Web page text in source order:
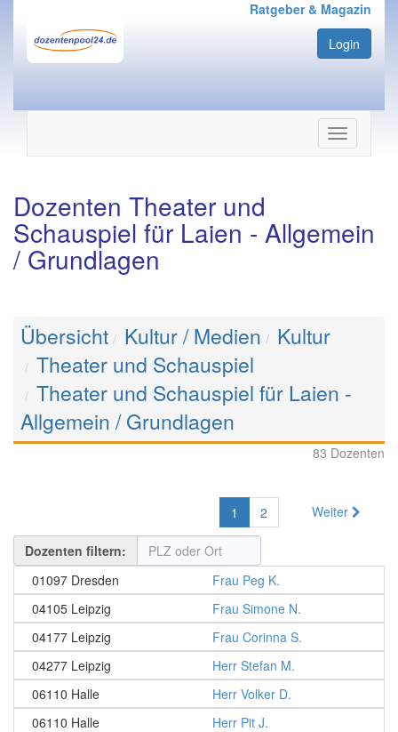
Ratgeber & Magazin
Login
Navigation
ein-/
Dozenten Theater und
Schauspiel für Laien - Allgemein
/ Grundlagen
Übersicht Kultur / Medien
Kultur
Theater und Schauspiel
Theater und Schauspiel für Laien -
Allgemein / Grundlagen
83 Dozenten
1 2 Weiter
Dozenten filtern:
01097 Dresden
Frau Peg K.
04105 Leipzig
Frau Simone N.
04177 Leipzig
Frau Corinna S.
04277 Leipzig
Herr Stefan M.
06110 Halle
Herr Volker D.
06110 Halle
Herr Pit J.